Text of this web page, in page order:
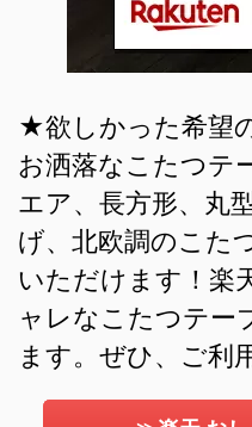
★欲しかった希望
お洒落なこたつテ
エア、長方形、丸
げ、北欧調のこた
いただけます！楽
ャレなこたつテー
ます。ぜひ、ご利